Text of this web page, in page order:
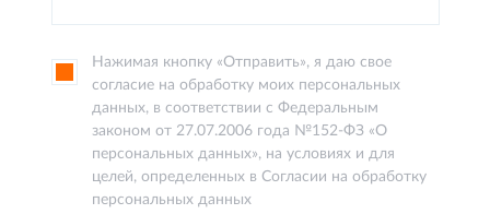
Нажимая кнопку «Отправить», я даю свое
согласие на обработку моих персональных
данных, в соответствии с Федеральным
законом от 27.07.2006 года №152-ФЗ «О
персональных данных», на условиях и для
целей, определенных в Согласии на обработку
персональных данных